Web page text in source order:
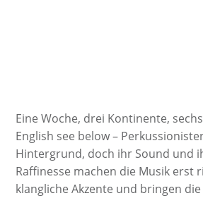
Eine Woche, drei Kontinente,
English see below –
Hintergrund, doch ihr Sound und
Raffinesse machen die Musik erst
klangliche Akzente und bringen